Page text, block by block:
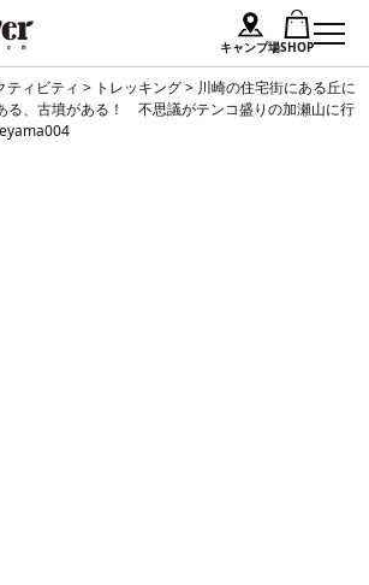
キャンプ場SHOP
ティビティ > トレッキング> 川崎の住宅街にある丘に
る、古墳がある！ 不思議がテンコ盛りの加瀬山に行